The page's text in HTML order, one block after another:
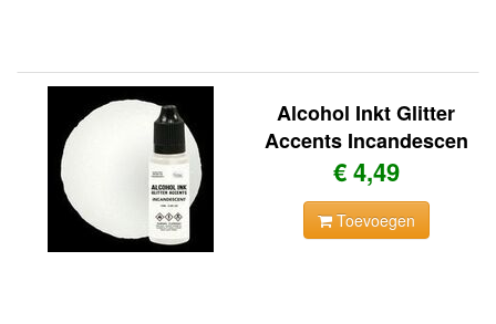
Alcohol Inkt Glitter
Accents Incandescen
€ 4,49
Toevoegen